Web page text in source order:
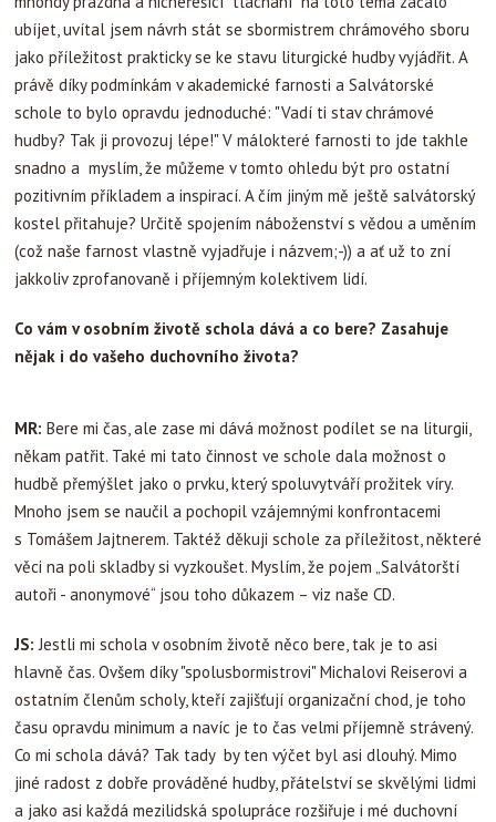
ubíjet, uvítal jsem návrh stát se sbormistrem chrámového sboru
jako příležitost prakticky se ke stavu liturgické hudby vyjádřit. A
právě díky podmínkám v akademické farnosti a Salvátorské
schole to bylo opravdu jednoduché: "Vadí ti stav chrámové
hudby? Tak ji provozuj lépe!" V málokteré farnosti to jde takhle
snadno a myslím, že můžeme v tomto ohledu být pro ostatní
pozitivním příkladem a inspirací. A čím jiným mě ještě salvátorský
kostel přitahuje? Určitě spojením náboženství s vědou a uměním
(což naše farnost vlastně vyjadřuje i názvem;-)) a ať už to zní
jakkoliv zprofanovaně i příjemným kolektivem lidí.
Co vám v osobním životě schola dává a co bere? Zasahuje
nějak i do vašeho duchovního života?
MR: Bere mi čas, ale zase mi dává možnost podílet se na liturgii,
někam patřit. Také mi tato činnost ve schole dala možnost o
hudbě přemýšlet jako o prvku, který spoluvytváří prožitek víry.
Mnoho jsem se naučil a pochopil vzájemnými konfrontacemi
s Tomášem Jajtnerem. Taktéž děkuji schole za příležitost, některé
věci na poli skladby si vyzkoušet. Myslím, že pojem „Salvátorští
autoři - anonymové“ jsou toho důkazem – viz naše CD.
JS: Jestli mi schola v osobním životě něco bere, tak je to asi
hlavně čas. Ovšem díky "spolusbormistrovi" Michalovi Reiserovi a
ostatním členům scholy, kteří zajišťují organizační chod, je toho
času opravdu minimum a navíc je to čas velmi příjemně strávený.
Co mi schola dává? Tak tady by ten výčet byl asi dlouhý. Mimo
jiné radost z dobře prováděné hudby, přátelství se skvělými lidmi
a jako asi každá mezilidská spolupráce rozšiřuje i mé duchovní